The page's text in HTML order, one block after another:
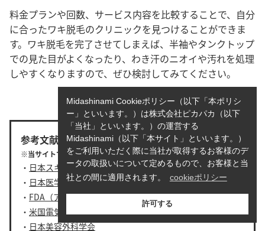
料金プランや回数、サービス内容を比較することで、自分
に合ったワキ脱毛のクリニックを見つけることができま
す。ワキ脱毛を完了させてしまえば、半袖やタンクトップ
での見た目がよくなったり、わき汗のニオイや汚れを処理
しやすくなりますので、ぜひ検討してみてください。
参考文献
※当サイトでは以下を参考に記事を作成しています。
・ 日本スキン・エステティック協会
・ 日本医学脱毛学会
・ FDA（アメリカ食品医薬品局）
・ 米国電気脱毛協会
・ 日本美容外科学会
Midashinami Cookieポリシー（以下「本ポリシ
ー」といいます。）は株式会社ピカパカ（以下
「当社」といいます。）の運営する
Midashinami（以下「本サイト」といいます。）
をご利用いただく際に当社が取得するお客様のデ
ータの取扱いについて定めるもので、お客様と当
社との間に適用されます。
cookieポリシー
許可する